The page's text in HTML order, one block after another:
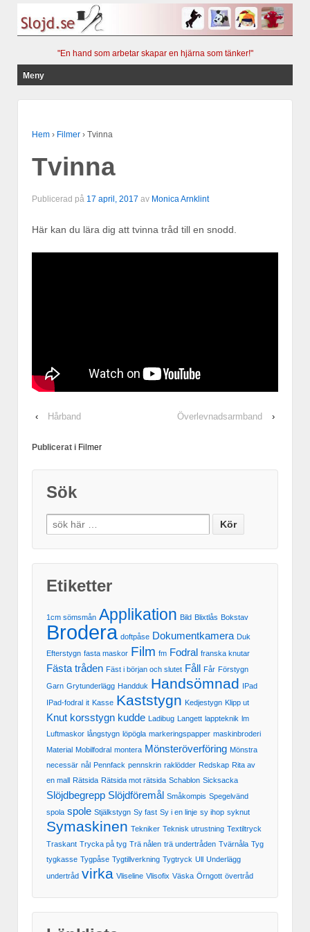
"En hand som arbetar skapar en hjärna som tänker!"
Meny
Hem › Filmer › Tvinna
Tvinna
Publicerad på 17 april, 2017 av Monica Arnklint
Här kan du lära dig att tvinna tråd till en snodd.
‹ Hårband Överlevnadsarmband ›
Publicerat i Filmer
Sök
Etiketter
1cm sömsmån Applikation Bild Blixtlås Bokstav
Brodera doftpåse Dokumentkamera Duk
Efterstygn fasta maskor Film fm Fodral franska knutar
Fästa tråden Fäst i början och slutet Fåll Får Förstygn
Garn Grytunderlägg Handduk Handsömnad IPad
IPad-fodral it Kasse Kaststygn Kedjestygn Klipp ut
Knut korsstygn kudde Ladibug Langett lappteknik lm
Luftmaskor långstygn löpögla markeringspapper maskinbroderi
Material Mobilfodral montera Mönsteröverföring Mönstra
necessär nål Pennfack pennskrin raklödder Redskap Rita av
en mall Rätsida Rätsida mot rätsida Schablon Sicksacka
Slöjdbegrepp Slöjdföremål Småkompis Spegelvänd
spola spole Stjälkstygn Sy fast Sy i en linje sy ihop syknut
Symaskinen Tekniker Teknisk utrustning Textiltryck
Traskant Trycka på tyg Trä nålen trä undertråden Tvärnåla Tyg
tygkasse Tygpåse Tygtillverkning Tygtryck Ull Underlägg
undertråd virka Vliseline Vlisofix Väska Örngott övertråd